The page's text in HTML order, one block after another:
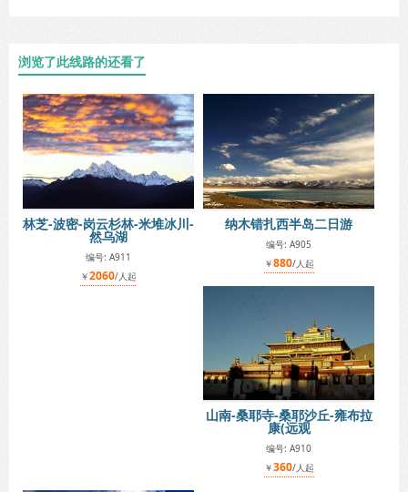
浏览了此线路的还看了
林芝-波密-岗云杉林-米堆冰川-
然乌湖
编号: A911
￥2060/人起
纳木错扎西半岛二日游
编号: A905
￥880/人起
山南-桑耶寺-桑耶沙丘-雍布拉
康(远观
编号: A910
￥360/人起